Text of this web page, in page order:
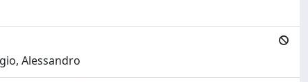
Alessandro